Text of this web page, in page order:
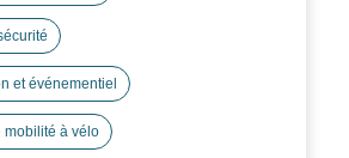
réparation ouvert du mardi au samedi
d’occasions recyclés et révisés
le but d’améliorer les conditions de
cyclistes
et événementiel
mobilité à vélo